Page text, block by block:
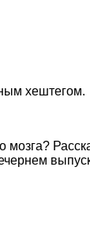
хештегом.
мозга?